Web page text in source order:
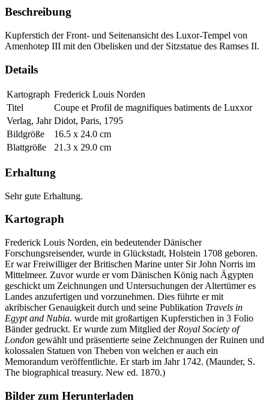
Beschreibung
Kupferstich der Front- und Seitenansicht des Luxor-Tempel von
Amenhotep III mit den Obelisken und der Sitzstatue des Ramses II.
Details
Kartograph Frederick Louis Norden
Titel
Coupe et Profil de magnifiques batiments de Luxxor
Verlag, Jahr Didot, Paris, 1795
Bildgröße
16.5 x 24.0 cm
Blattgröße
21.3 x 29.0 cm
Erhaltung
Sehr gute Erhaltung.
Kartograph
Frederick Louis Norden, ein bedeutender Dänischer
Forschungsreisender, wurde in Glückstadt, Holstein 1708 geboren.
Er war Freiwilliger der Britischen Marine unter Sir John Norris im
Mittelmeer. Zuvor wurde er vom Dänischen König nach Ägypten
geschickt um Zeichnungen und Untersuchungen der Altertümer es
Landes anzufertigen und vorzunehmen. Dies führte er mit
akribischer Genauigkeit durch und seine Publikation Travels in
Egypt and Nubia. wurde mit großartigen Kupferstichen in 3 Folio
Bänder gedruckt. Er wurde zum Mitglied der Royal Society of
London gewählt und präsentierte seine Zeichnungen der Ruinen und
kolossalen Statuen von Theben von welchen er auch ein
Memorandum veröffentlichte. Er starb im Jahr 1742. (Maunder, S.
The biographical treasury. New ed. 1870.)
Bilder zum Herunterladen